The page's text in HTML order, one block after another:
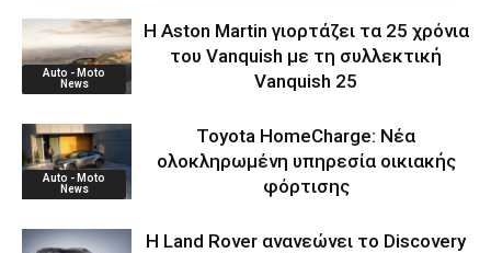
Auto - Moto
News
Η Aston Martin γιορτάζει τα 25 χρόνια
του Vanquish με τη συλλεκτική
Vanquish 25
Auto - Moto
News
Toyota HomeCharge: Νέα
ολοκληρωμένη υπηρεσία οικιακής
φόρτισης
Η Land Rover ανανεώνει το Discovery